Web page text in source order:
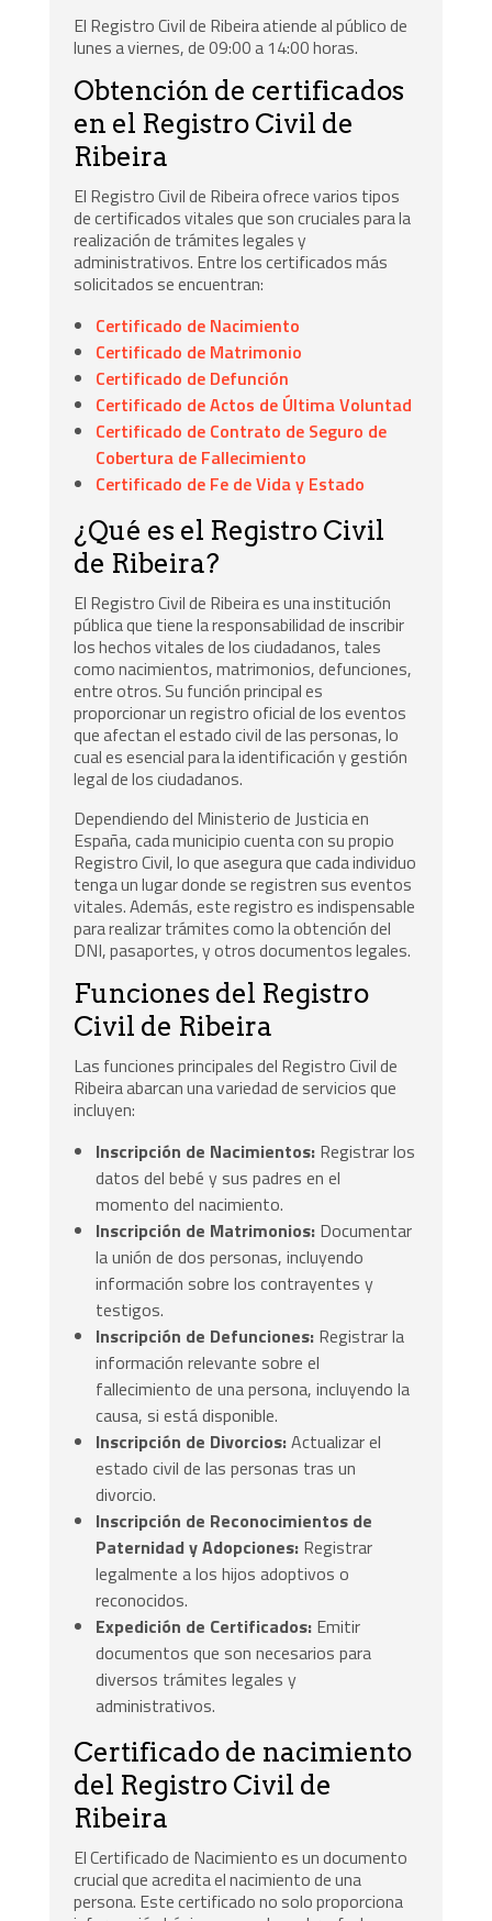
El Registro Civil de Ribeira atiende al público de
lunes a viernes, de 09:00 a 14:00 horas.
Obtención de certificados
en el Registro Civil de
Ribeira
El Registro Civil de Ribeira ofrece varios tipos
de certificados vitales que son cruciales para la
realización de trámites legales y
administrativos. Entre los certificados más
solicitados se encuentran:
Certificado de Nacimiento
Certificado de Matrimonio
Certificado de Defunción
Certificado de Actos de Última Voluntad
Certificado de Contrato de Seguro de
Cobertura de Fallecimiento
Certificado de Fe de Vida y Estado
¿Qué es el Registro Civil
de Ribeira?
El Registro Civil de Ribeira es una institución
pública que tiene la responsabilidad de inscribir
los hechos vitales de los ciudadanos, tales
como nacimientos, matrimonios, defunciones,
entre otros. Su función principal es
proporcionar un registro oficial de los eventos
que afectan el estado civil de las personas, lo
cual es esencial para la identificación y gestión
legal de los ciudadanos.
Dependiendo del Ministerio de Justicia en
España, cada municipio cuenta con su propio
Registro Civil, lo que asegura que cada individuo
tenga un lugar donde se registren sus eventos
vitales. Además, este registro es indispensable
para realizar trámites como la obtención del
DNI, pasaportes, y otros documentos legales.
Funciones del Registro
Civil de Ribeira
Las funciones principales del Registro Civil de
Ribeira abarcan una variedad de servicios que
incluyen:
Inscripción de Nacimientos: Registrar los
datos del bebé y sus padres en el
momento del nacimiento.
Inscripción de Matrimonios: Documentar
la unión de dos personas, incluyendo
información sobre los contrayentes y
testigos.
Inscripción de Defunciones: Registrar la
información relevante sobre el
fallecimiento de una persona, incluyendo la
causa, si está disponible.
Inscripción de Divorcios:Actualizar el
estado civil de las personas tras un
divorcio.
Inscripción de Reconocimientos de
Paternidad y Adopciones: Registrar
legalmente a los hijos adoptivos o
reconocidos.
Expedición de Certificados: Emitir
documentos que son necesarios para
diversos trámites legales y
administrativos.
Certificado de nacimiento
del Registro Civil de
Ribeira
El Certificado de Nacimiento es un documento
crucial que acredita el nacimiento de una
persona. Este certificado no solo proporciona